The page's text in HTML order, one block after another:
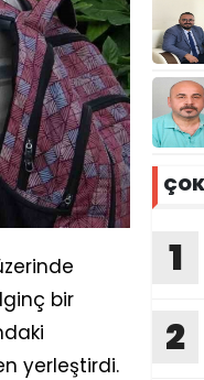
bir
yerleştirdi.
ÇOK
1
2